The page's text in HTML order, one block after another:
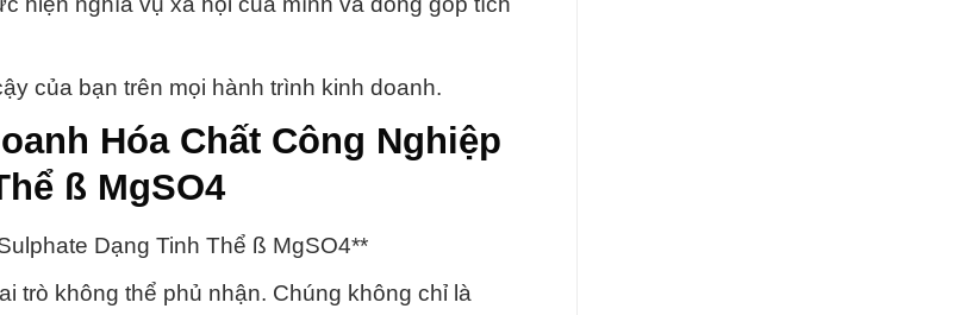
của bạn trên mọi hành trình kinh doanh.
Hóa Chất Công Nghiệp
ß MgSO4
Dạng Tinh Thể ß MgSO4**
trò không thể phủ nhận. Chúng không chỉ là